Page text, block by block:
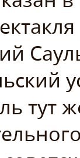
тут